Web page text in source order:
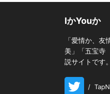
IかYouか
「愛情か、
美」「五宝寺
説サイトです。
/